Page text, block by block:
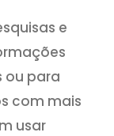
e
ou para
com mais
usar